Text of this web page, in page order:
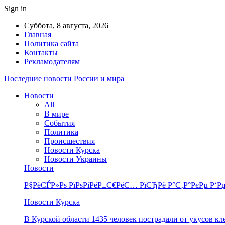
Sign in
Суббота, 8 августа, 2026
Главная
Политика сайта
Контакты
Рекламодателям
Последние новости России и мира
Новости
All
В мире
События
Политика
Происшествия
Новости Курска
Новости Украины
Новости
Р§РёСЃР»Рѕ РїРѕРіРёР±С€РёС… РїСЂРё Р°С‚Р°РєРµ
Новости Курска
В Курской области 1435 человек пострадали от укусов